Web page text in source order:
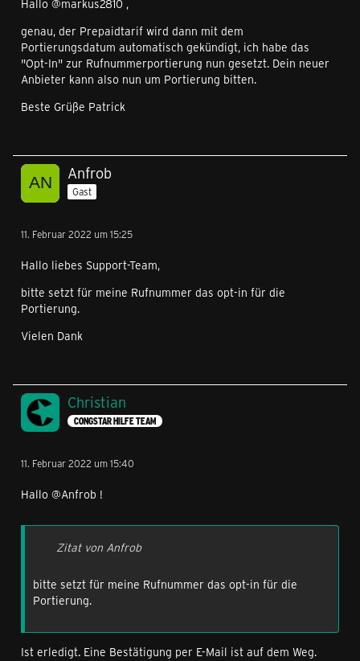
Hallo @markus2810 ,
genau, der Prepaidtarif wird dann mit dem
Portierungsdatum automatisch gekündigt, ich habe das
"Opt-In" zur Rufnummerportierung nun gesetzt. Dein neuer
Anbieter kann also nun um Portierung bitten.
Beste Grüße Patrick
Anfrob
Gast
11. Februar 2022 um 15:25
Hallo liebes Support-Team,
bitte setzt für meine Rufnummer das opt-in für die
Portierung.
Vielen Dank
Christian
CONGSTAR HILFE TEAM
11. Februar 2022 um 15:40
Hallo @Anfrob !
Zitat von Anfrob
bitte setzt für meine Rufnummer das opt-in für die
Portierung.
Ist erledigt. Eine Bestätigung per E-Mail ist auf dem Weg.